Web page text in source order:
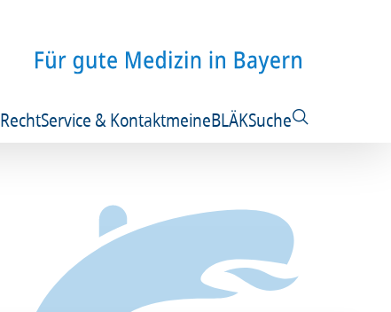
RechtService & KontaktmeineBLÄKSuche